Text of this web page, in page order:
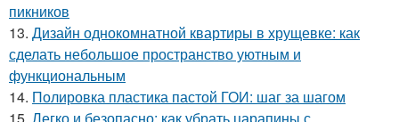
пикников
13. Дизайн однокомнатной квартиры в хрущевке: как
сделать небольшое пространство уютным и
функциональным
14. Полировка пластика пастой ГОИ: шаг за шагом
15. Легко и безопасно: как убрать царапины с